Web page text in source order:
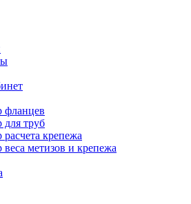
фланцев
для труб
расчета крепежа
веса метизов и крепежа